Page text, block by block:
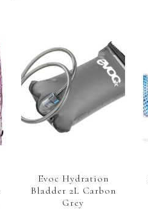
Evoc Hydration
Bladder 2L Carbon
Grey